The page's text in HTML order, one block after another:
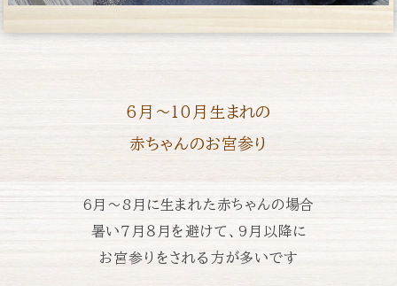
6月〜10月生まれの
赤ちゃんのお宮参り
6月〜8月に生まれた赤ちゃんの場合
暑い７月８月を避けて、 9月以降に
お宮参りをされる方が多いです